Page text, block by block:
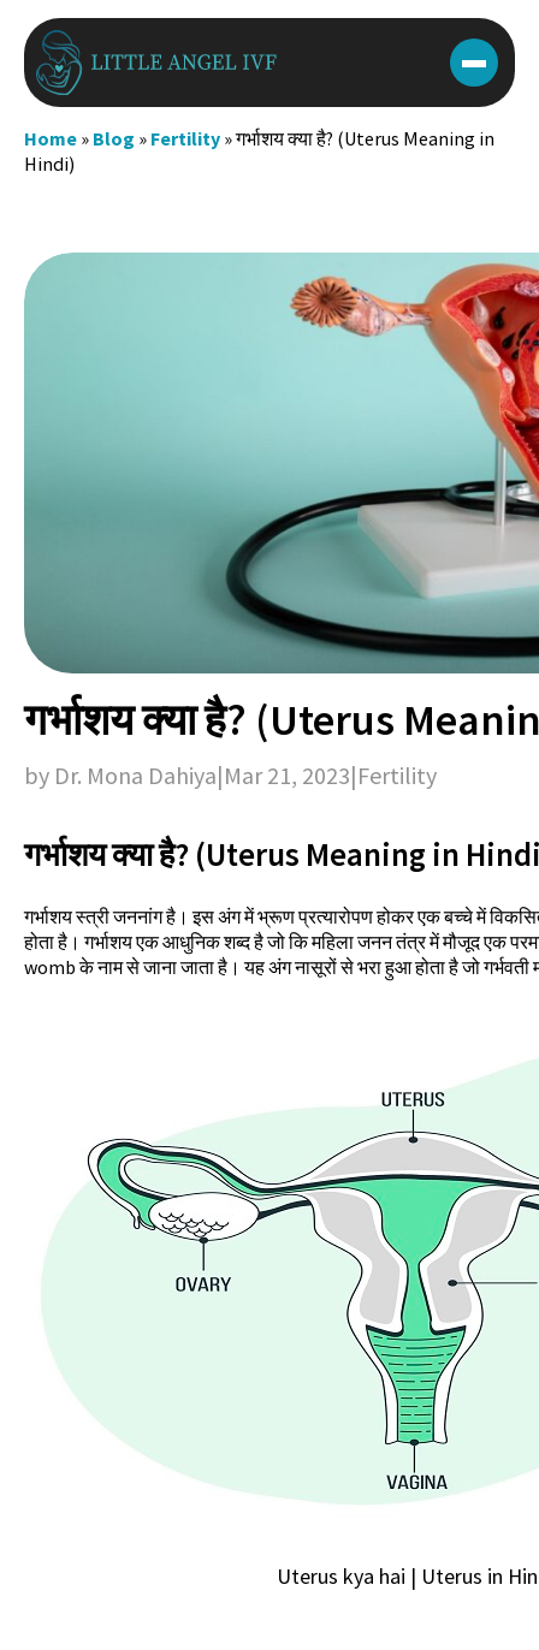
Skip
content
Home » Blog » Fertility »गर्भाशय क्या है? (Uterus Meaning in
Hindi)
गर्भाशय क्या है? (Uterus
by Dr. Mona Dahiya|Mar 21, 2023|Fertility
गर्भाशय क्या है? (Uterus Meaning in
गर्भाशय स्त्री जननांग है। इस अंग में भ्रूण प्रत्यारोपण होकर एक बच्चे में
होता है। गर्भाशय एक आधुनिक शब्द है जो कि महिला जनन तंत्र में मौजूद एक
womb के नाम से जाना जाता है। यह अंग नासूरों से भरा हुआ होता है जो
Uterus kya hai | Uterus in